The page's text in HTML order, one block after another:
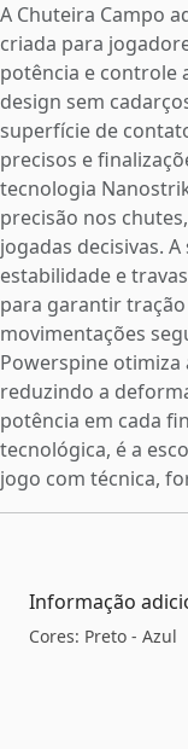
A Chuteira Campo
criada para
potência e controle
design sem
superfície de
precisos e
tecnologia
precisão nos
jogadas decisivas.
estabilidade e
para garantir
movimentações
Powerspine
reduzindo a
potência em cada
tecnológica, é a
jogo com técnica,
Informação
Cores: Preto - Azul